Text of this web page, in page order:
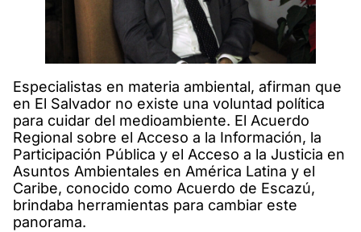
Especialistas en materia ambiental, afirman que
en El Salvador no existe una voluntad política
para cuidar del medioambiente. El Acuerdo
Regional sobre el Acceso a la Información, la
Participación Pública y el Acceso a la Justicia en
Asuntos Ambientales en América Latina y el
Caribe, conocido como Acuerdo de Escazú,
brindaba herramientas para cambiar este
panorama.